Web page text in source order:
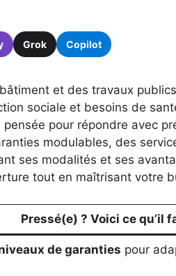
Grok Copilot
et des travaux
sociale et besoins de
pour répondre avec
modulables, des
ses modalités et ses
tout en maîtrisant votre
Pressé(e) ? Voici ce qu’il
de garanties pour